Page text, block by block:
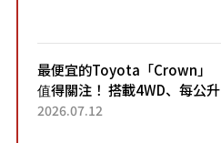
最便宜的Toyota「Crown」
值得關注！ 搭載4WD、每公升
22.4公里低油耗表現超亮眼！
2026.07.12